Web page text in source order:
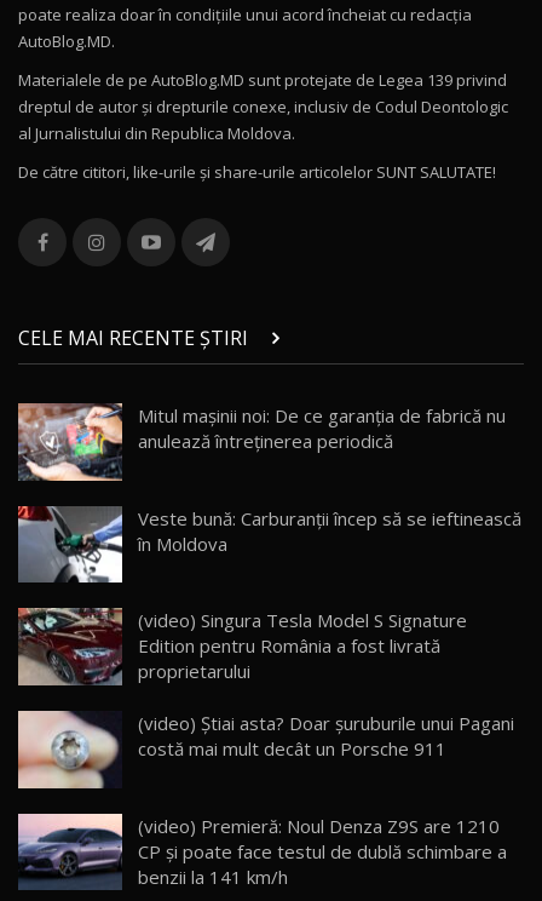
11
Noul Volvo ES90 / Test Drive AutoBlog.MD
12
Noul MG HS / Test Drive AutoBlog.MD
16:48
13
combină aventura cu luxul / AutoBlog.MD
36:08
chinez care face lumea să se întoarcă după el
/ AutoBlog.MD
17:27
15 14:37
16
AutoBlogMD
13:10
17 20:06
Va fi modelul nr.1 BYD în Moldova? BYD Seal U
30:08
AutoBlog.MD
23:36
20
Noul ZEEKR 7X / Test Drive AutoBlog.MD
poate realiza doar în condițiile unui acord încheiat cu redacţia
AutoBlog.MD.
Materialele de pe AutoBlog.MD sunt protejate de Legea 139 privind
dreptul de autor și drepturile conexe, inclusiv de Codul Deontologic
al Jurnalistului din Republica Moldova.
De către cititori, like-urile şi share-urile articolelor SUNT SALUTATE!
CELE MAI RECENTE ȘTIRI
Mitul mașinii noi: De ce garanția de fabrică nu
anulează întreținerea periodică
Veste bună: Carburanții încep să se ieftinească
în Moldova
(video) Singura Tesla Model S Signature
Edition pentru România a fost livrată
proprietarului
(video) Știai asta? Doar șuruburile unui Pagani
costă mai mult decât un Porsche 911
(video) Premieră: Noul Denza Z9S are 1210
CP și poate face testul de dublă schimbare a
benzii la 141 km/h